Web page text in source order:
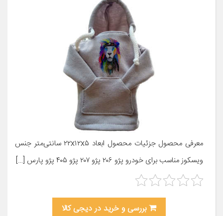
معرفی محصول جزئیات محصول ابعاد ۲۲x۱۲x۵ سانتی‌متر جنس
ویسکوز مناسب برای خودرو پژو ۲۰۶ پژو ۲۰۷ پژو ۴۰۵ پژو پارس […]
بررسی و خرید در دیجی کالا